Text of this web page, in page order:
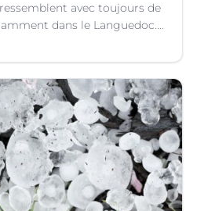
avec toujours de
dans le Languedoc.